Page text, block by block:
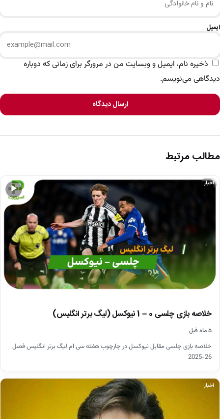
ایمیل
ذخیره نام، ایمیل و وبسایت من در مرورگر برای زمانی که دوباره
دیدگاهی می‌نویسم.
ارسال دیدگاه
مطالب مرتبط
▶
اخبار
خلاصه بازی چلسی 0 – 1 نیوکسل (لیگ برتر انگلیس)
۵ ماه قبل
خلاصه بازی چلسی مقابل نیوکسل در چارچوب هفته سی ام لیگ برتر انگلیس فصل
26-2025
اخبار